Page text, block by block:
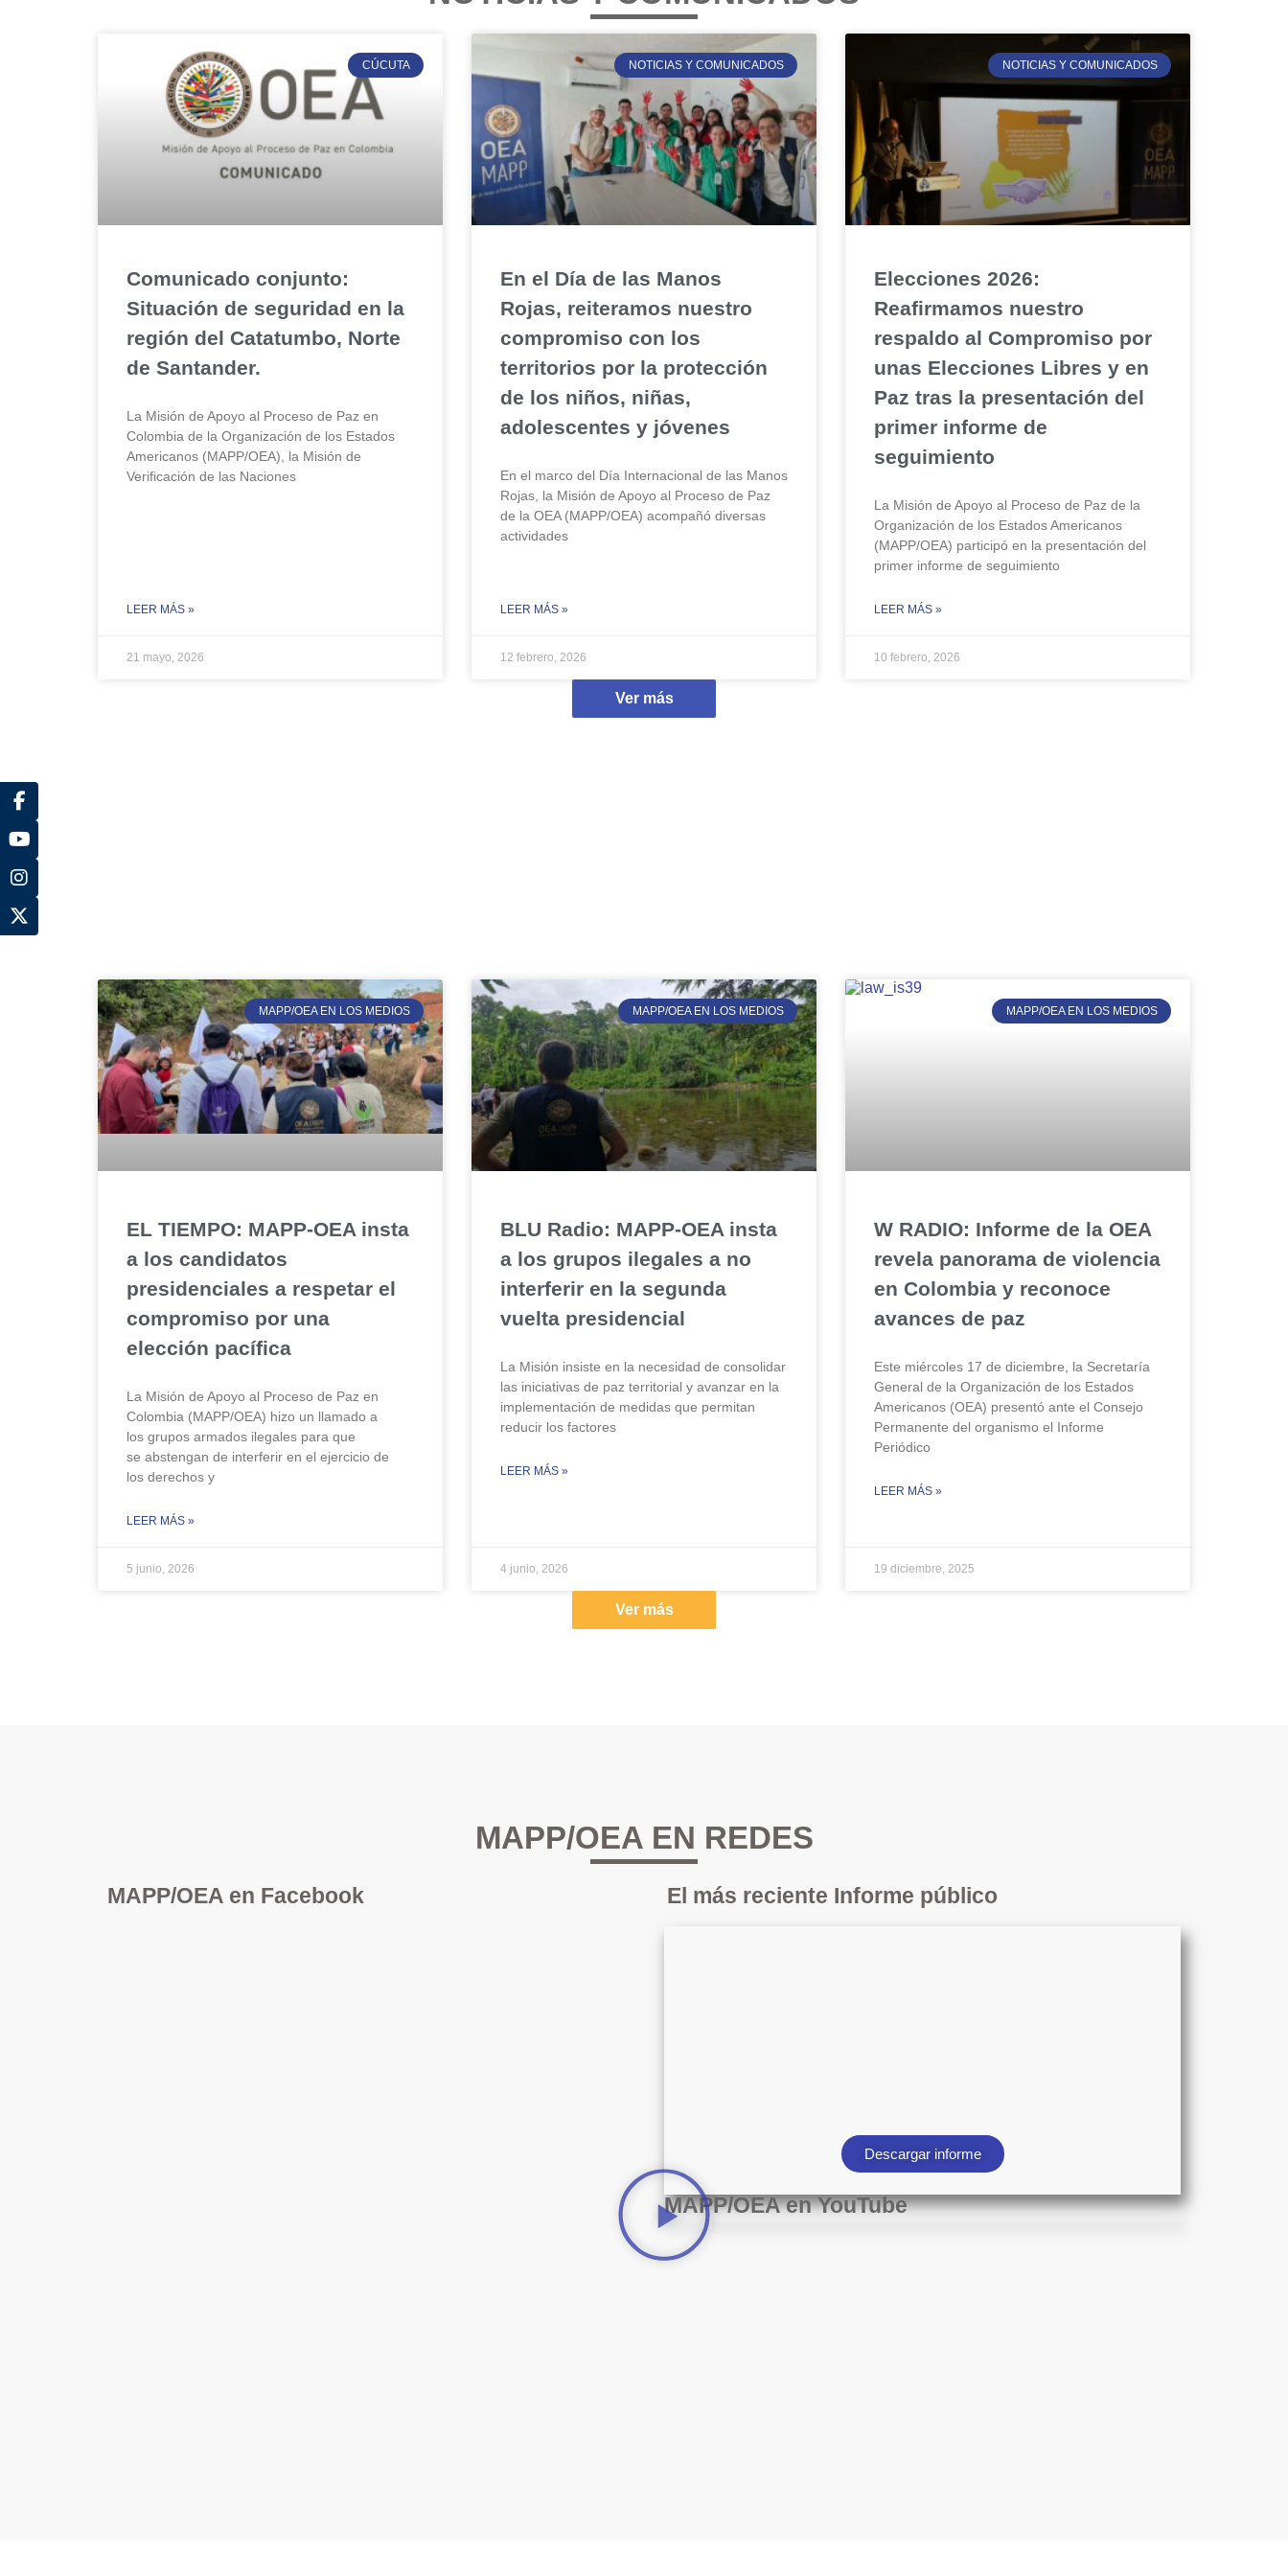
CÚCUTA
Comunicado conjunto:
Situación de seguridad en la
región del Catatumbo, Norte
de Santander.
La Misión de Apoyo al Proceso de Paz en
Colombia de la Organización de los Estados
Americanos (MAPP/OEA), la Misión de
Verificación de las Naciones
LEER MÁS »
21 mayo, 2026
NOTICIAS Y COMUNICADOS
En el Día de las Manos
Rojas, reiteramos nuestro
compromiso con los
territorios por la protección
de los niños, niñas,
adolescentes y jóvenes
En el marco del Día Internacional de las Manos
Rojas, la Misión de Apoyo al Proceso de Paz
de la OEA (MAPP/OEA) acompañó diversas
actividades
LEER MÁS »
12 febrero, 2026
NOTICIAS Y COMUNICADOS
Elecciones 2026:
Reafirmamos nuestro
respaldo al Compromiso por
unas Elecciones Libres y en
Paz tras la presentación del
primer informe de
seguimiento
La Misión de Apoyo al Proceso de Paz de la
Organización de los Estados Americanos
(MAPP/OEA) participó en la presentación del
primer informe de seguimiento
LEER MÁS »
10 febrero, 2026
Ver más
MAPP/OEA EN LOS MEDIOS
EL TIEMPO: MAPP-OEA insta
a los candidatos
presidenciales a respetar el
compromiso por una
elección pacífica
La Misión de Apoyo al Proceso de Paz en
Colombia (MAPP/OEA) hizo un llamado a
los grupos armados ilegales para que
se abstengan de interferir en el ejercicio de
los derechos y
LEER MÁS »
5 junio, 2026
MAPP/OEA EN LOS MEDIOS
BLU Radio: MAPP-OEA insta
a los grupos ilegales a no
interferir en la segunda
vuelta presidencial
La Misión insiste en la necesidad de consolidar
las iniciativas de paz territorial y avanzar en la
implementación de medidas que permitan
reducir los factores
LEER MÁS »
4 junio, 2026
MAPP/OEA EN LOS MEDIOS
W RADIO: Informe de la OEA
revela panorama de violencia
en Colombia y reconoce
avances de paz
Este miércoles 17 de diciembre, la Secretaría
General de la Organización de los Estados
Americanos (OEA) presentó ante el Consejo
Permanente del organismo el Informe
Periódico
LEER MÁS »
19 diciembre, 2025
Ver más
MAPP/OEA EN REDES
MAPP/OEA en Facebook El más reciente Informe público
Descargar informe
MAPP/OEA en YouTube